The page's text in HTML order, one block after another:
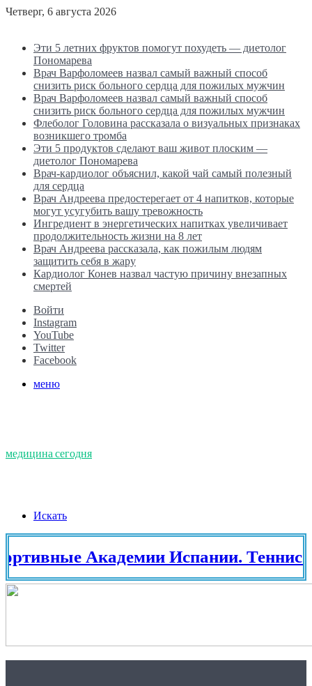
Четверг, 6 августа 2026
Эти 5 летних фруктов помогут похудеть — диетолог
Пономарева
Врач Варфоломеев назвал самый важный способ
снизить риск больного сердца для пожилых мужчин
Врач Варфоломеев назвал самый важный способ
снизить риск больного сердца для пожилых мужчин
Флеболог Головина рассказала о визуальных признаках
возникшего тромба
Эти 5 продуктов сделают ваш живот плоским —
диетолог Пономарева
Врач-кардиолог объяснил, какой чай самый полезный
для сердца
Врач Андреева предостерегает от 4 напитков, которые
могут усугубить вашу тревожность
Ингредиент в энергетических напитках увеличивает
продолжительность жизни на 8 лет
Врач Андреева рассказала, как пожилым людям
защитить себя в жару
Кардиолог Конев назвал частую причину внезапных
смертей
Войти
Instagram
YouTube
Twitter
Facebook
меню
медицина сегодня
Искать
Академии Испании. Теннис в